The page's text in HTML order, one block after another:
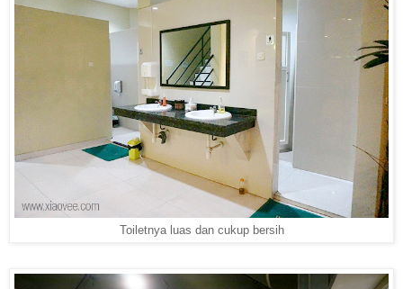
Toiletnya luas dan cukup bersih